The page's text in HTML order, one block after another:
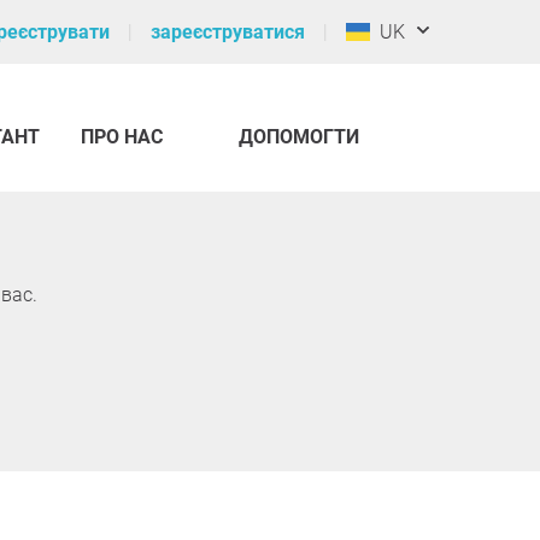
зареєструватися UK
ПРО НАС ДОПОМОГТИ